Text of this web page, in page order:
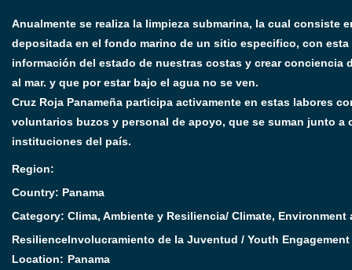
Anualmente se realiza la limpieza submarina, la cual consiste
depositada en el fondo marino de un sitio especifico, con
información del estado de nuestras costas y crear conciencia
al mar. y que por estar bajo el agua no se ven.
Cruz Roja Panameña participa activamente en estas labores
voluntarios buzos y personal de apoyo, que se suman junto a
instituciones del país.
Region:
Country: Panama
Category: Clima, Ambiente y Resiliencia/ Climate, Environment
ResilienceInvolucramiento de la Juventud / Youth Engagement
Location: Panama